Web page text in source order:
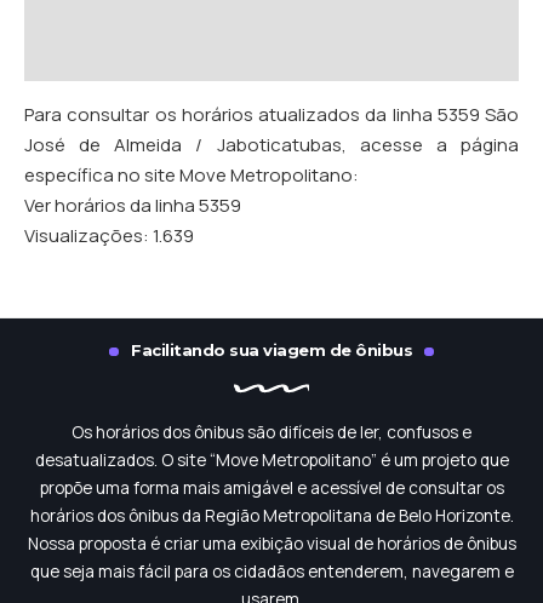
Para consultar os horários atualizados da linha 5359 São
José de Almeida / Jaboticatubas, acesse a página
específica no site Move Metropolitano:
Ver horários da linha 5359
Visualizações: 1.639
Facilitando sua viagem de ônibus
Os horários dos ônibus são difíceis de ler, confusos e
desatualizados. O site “Move Metropolitano” é um projeto que
propõe uma forma mais amigável e acessível de consultar os
horários dos ônibus da Região Metropolitana de Belo Horizonte.
Nossa proposta é criar uma exibição visual de horários de ônibus
que seja mais fácil para os cidadãos entenderem, navegarem e